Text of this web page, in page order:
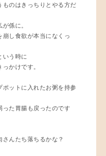
ものはきっちりとやる方だ
係に。
崩し食欲が本当になくっ
いう時に
かけです。
ポットに入れたお粥を持参
った胃腸も戻ったのです
んたち落ちるかな？